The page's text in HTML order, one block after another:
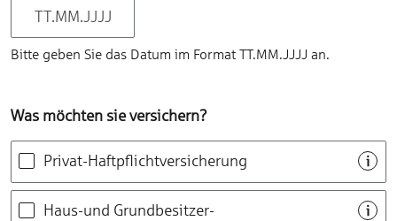
Bitte geben Sie das Datum im Format TT.MM.JJJJ an.
Was möchten sie versichern?
Privat-Haftpflichtversicherung
Haus-und Grundbesitzer-